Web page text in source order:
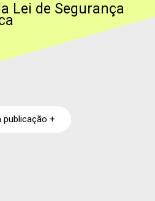
Lei de Segurança
publicação +